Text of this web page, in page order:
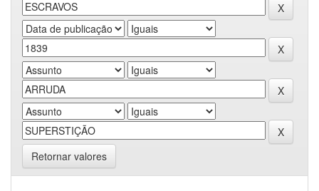
Retornar valores